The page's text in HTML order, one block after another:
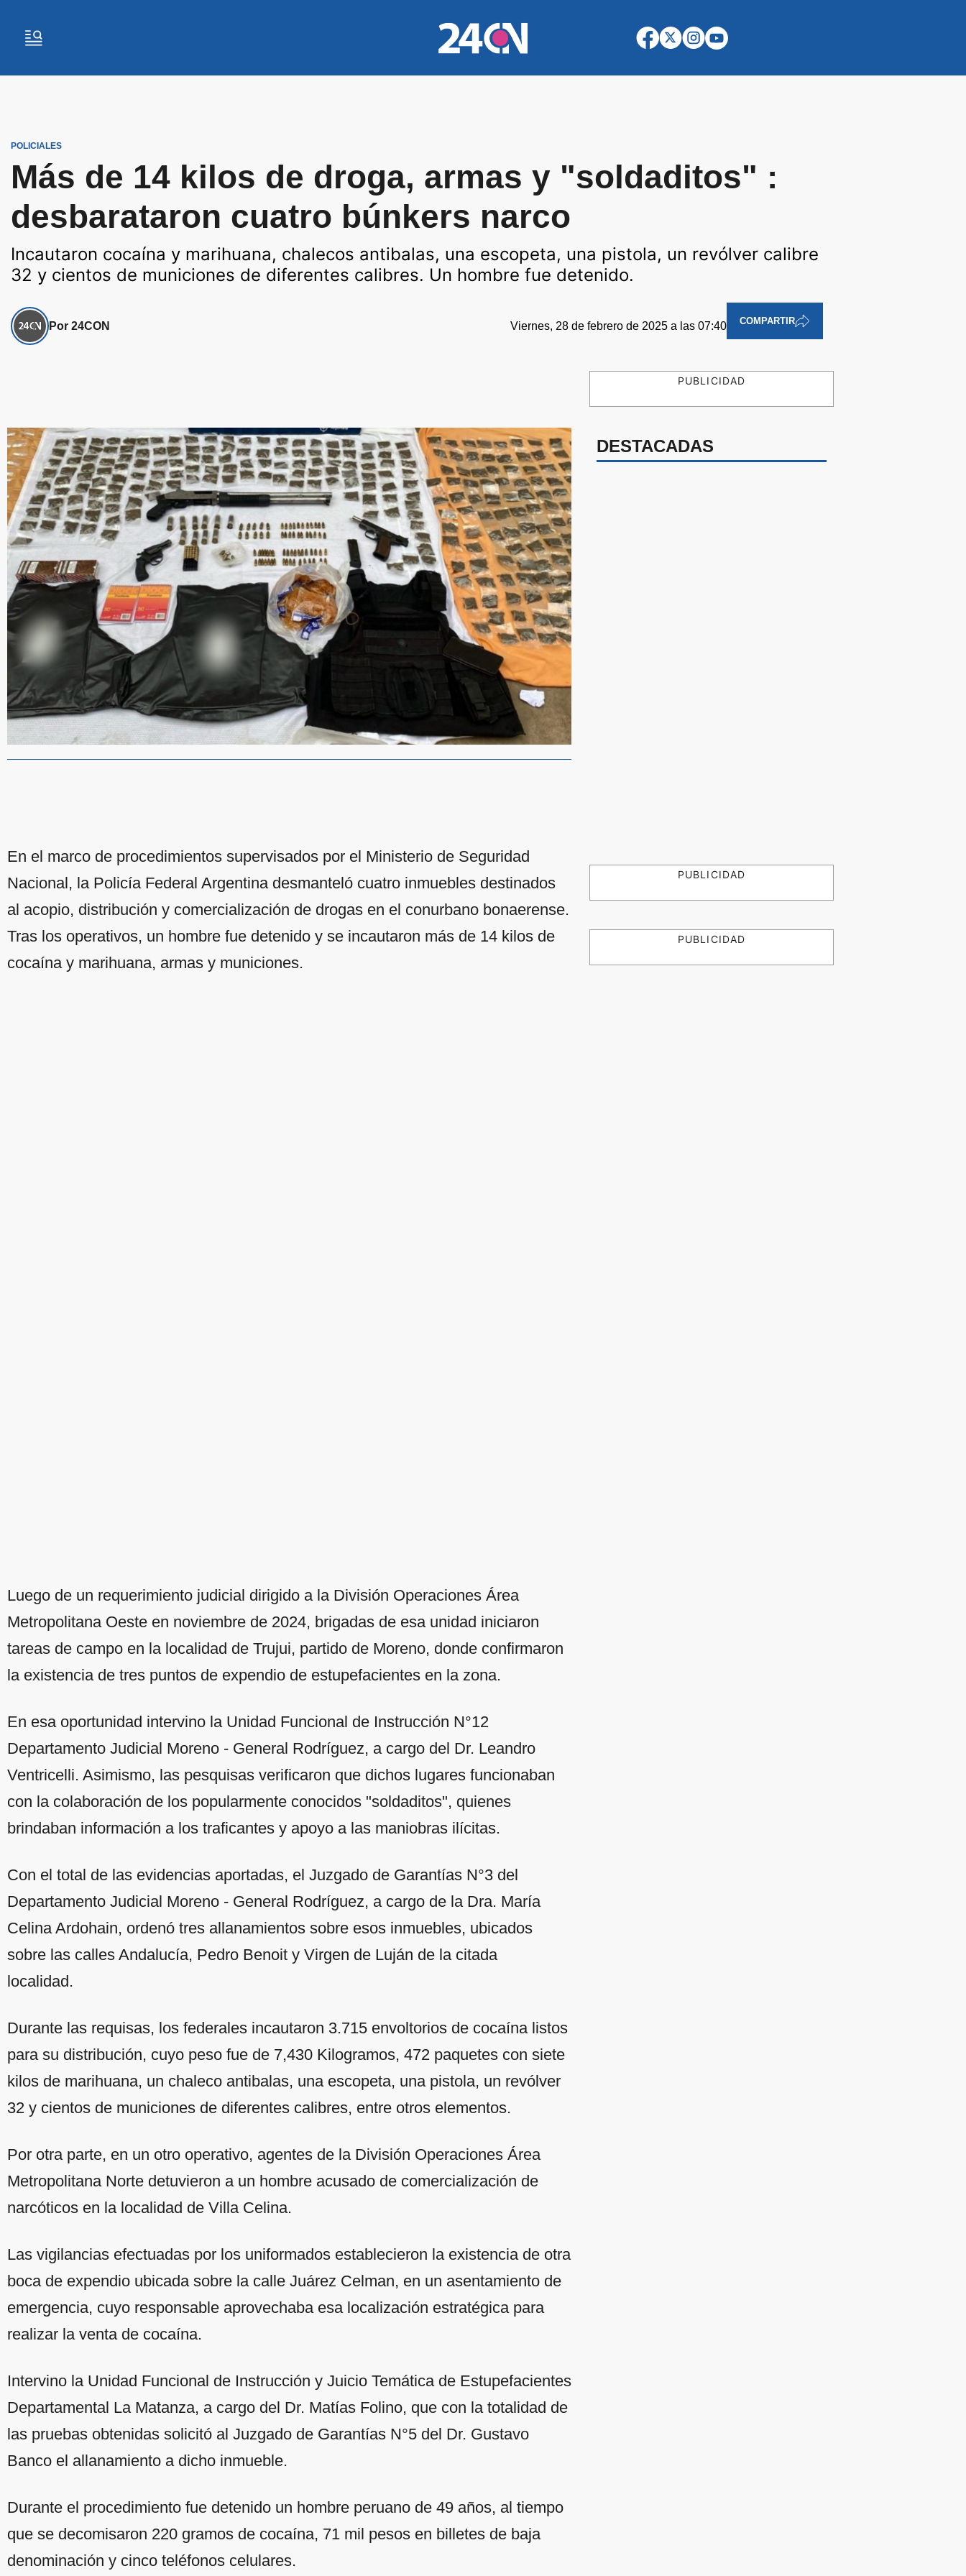
POLICIALES
Más de 14 kilos de droga, armas y "soldaditos" :
desbarataron cuatro búnkers narco
Incautaron cocaína y marihuana, chalecos antibalas, una escopeta, una pistola, un revólver calibre
32 y cientos de municiones de diferentes calibres. Un hombre fue detenido.
Por 24CON Viernes, 28 de febrero de 2025 a las 07:40 COMPARTIR
En el marco de procedimientos supervisados por el Ministerio de Seguridad
Nacional, la Policía Federal Argentina desmanteló cuatro inmuebles destinados
al acopio, distribución y comercialización de drogas en el conurbano bonaerense.
Tras los operativos, un hombre fue detenido y se incautaron más de 14 kilos de
cocaína y marihuana, armas y municiones.
Luego de un requerimiento judicial dirigido a la División Operaciones Área
Metropolitana Oeste en noviembre de 2024, brigadas de esa unidad iniciaron
tareas de campo en la localidad de Trujui, partido de Moreno, donde confirmaron
la existencia de tres puntos de expendio de estupefacientes en la zona.
En esa oportunidad intervino la Unidad Funcional de Instrucción N°12
Departamento Judicial Moreno - General Rodríguez, a cargo del Dr. Leandro
Ventricelli. Asimismo, las pesquisas verificaron que dichos lugares funcionaban
con la colaboración de los popularmente conocidos "soldaditos", quienes
brindaban información a los traficantes y apoyo a las maniobras ilícitas.
Con el total de las evidencias aportadas, el Juzgado de Garantías N°3 del
Departamento Judicial Moreno - General Rodríguez, a cargo de la Dra. María
Celina Ardohain, ordenó tres allanamientos sobre esos inmuebles, ubicados
sobre las calles Andalucía, Pedro Benoit y Virgen de Luján de la citada
localidad.
Durante las requisas, los federales incautaron 3.715 envoltorios de cocaína listos
para su distribución, cuyo peso fue de 7,430 Kilogramos, 472 paquetes con siete
kilos de marihuana, un chaleco antibalas, una escopeta, una pistola, un revólver
32 y cientos de municiones de diferentes calibres, entre otros elementos.
Por otra parte, en un otro operativo, agentes de la División Operaciones Área
Metropolitana Norte detuvieron a un hombre acusado de comercialización de
narcóticos en la localidad de Villa Celina.
Las vigilancias efectuadas por los uniformados establecieron la existencia de otra
boca de expendio ubicada sobre la calle Juárez Celman, en un asentamiento de
emergencia, cuyo responsable aprovechaba esa localización estratégica para
realizar la venta de cocaína.
Intervino la Unidad Funcional de Instrucción y Juicio Temática de Estupefacientes
Departamental La Matanza, a cargo del Dr. Matías Folino, que con la totalidad de
las pruebas obtenidas solicitó al Juzgado de Garantías N°5 del Dr. Gustavo
Banco el allanamiento a dicho inmueble.
Durante el procedimiento fue detenido un hombre peruano de 49 años, al tiempo
que se decomisaron 220 gramos de cocaína, 71 mil pesos en billetes de baja
denominación y cinco teléfonos celulares.
PUBLICIDAD
DESTACADAS
PUBLICIDAD
PUBLICIDAD